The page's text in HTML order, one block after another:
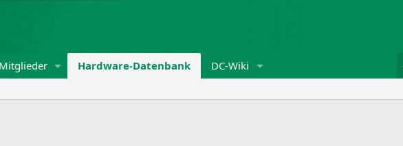
Mitglieder Hardware-Datenbank DC-Wiki